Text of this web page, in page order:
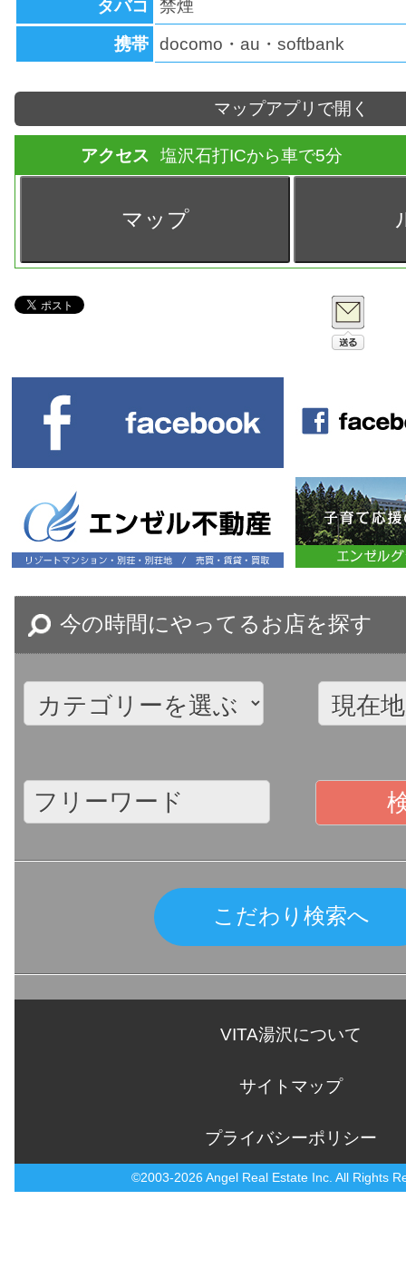
タバコ
禁煙
携帯 docomo・au・softbank
マップアプリで開く
アクセス 塩沢石打ICから車で5分
マップ
今の時間にやってるお店を探す
こだわり検索へ
VITA湯沢について
サイトマップ
プライバシーポリシー
©2003-2026 Angel Real Estate Inc. All Rights